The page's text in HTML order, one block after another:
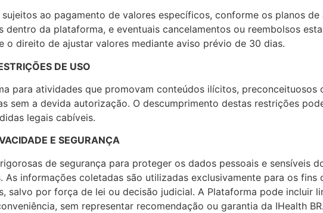
ao pagamento de valores específicos, conforme os planos
dentro da plataforma, e eventuais cancelamentos ou reembolsos
o direito de ajustar valores mediante aviso prévio de 30 dias.
DE USO
para atividades que promovam conteúdos ilícitos, preconceituosos
sem a devida autorização. O descumprimento destas restrições
legais cabíveis.
E SEGURANÇA
de segurança para proteger os dados pessoais e sensíveis
As informações coletadas são utilizadas exclusivamente para os
salvo por força de lei ou decisão judicial. A Plataforma pode incluir
sem representar recomendação ou garantia da IHealth